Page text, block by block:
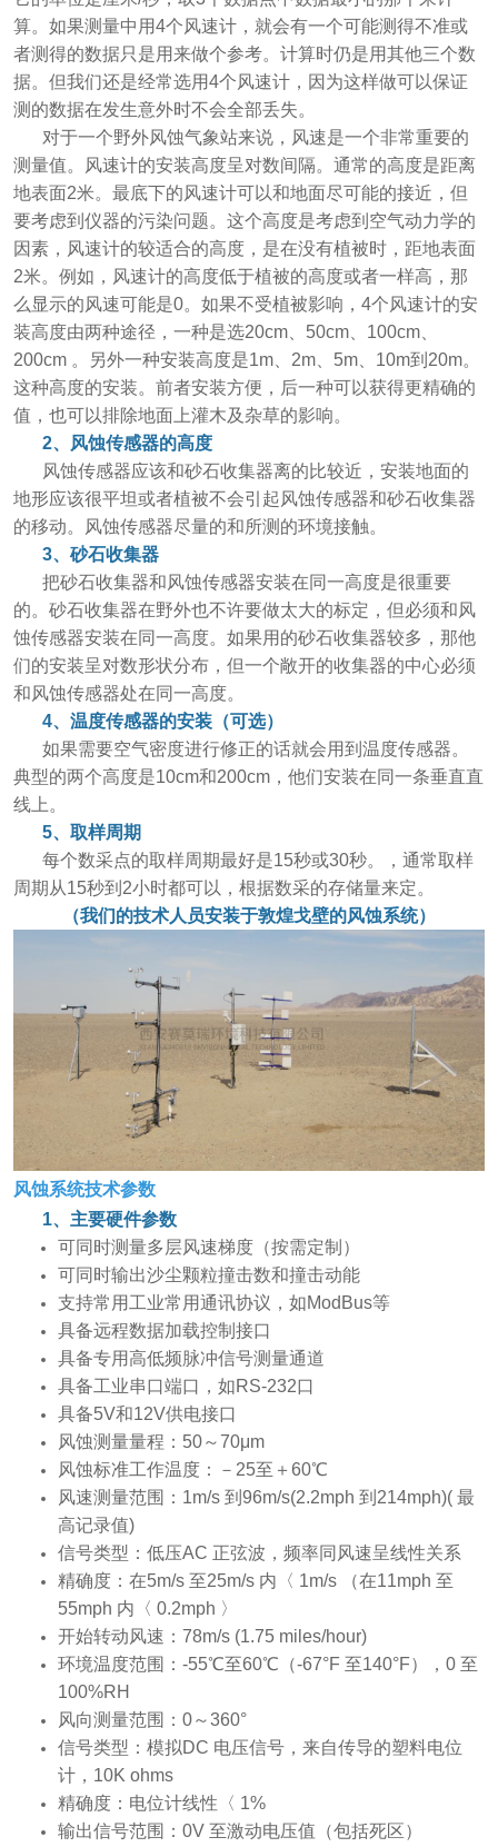
算。如果测量中用4个风速计，就会有一个可能测得不准或
者测得的数据只是用来做个参考。计算时仍是用其他三个数
据。但我们还是经常选用4个风速计，因为这样做可以保证
测的数据在发生意外时不会全部丢失。
对于一个野外风蚀气象站来说，风速是一个非常重要的
测量值。风速计的安装高度呈对数间隔。通常的高度是距离
地表面2米。最底下的风速计可以和地面尽可能的接近，但
要考虑到仪器的污染问题。这个高度是考虑到空气动力学的
因素，风速计的较适合的高度，是在没有植被时，距地表面
2米。例如，风速计的高度低于植被的高度或者一样高，那
么显示的风速可能是0。如果不受植被影响，4个风速计的安
装高度由两种途径，一种是选20cm、50cm、100cm、
200cm 。另外一种安装高度是1m、2m、5m、10m到20m。
这种高度的安装。前者安装方便，后一种可以获得更精确的
值，也可以排除地面上灌木及杂草的影响。
2、风蚀传感器的高度
风蚀传感器应该和砂石收集器离的比较近，安装地面的
地形应该很平坦或者植被不会引起风蚀传感器和砂石收集器
的移动。风蚀传感器尽量的和所测的环境接触。
3、砂石收集器
把砂石收集器和风蚀传感器安装在同一高度是很重要
的。砂石收集器在野外也不许要做太大的标定，但必须和风
蚀传感器安装在同一高度。如果用的砂石收集器较多，那他
们的安装呈对数形状分布，但一个敞开的收集器的中心必须
和风蚀传感器处在同一高度。
4、温度传感器的安装（可选）
如果需要空气密度进行修正的话就会用到温度传感器。
典型的两个高度是10cm和200cm，他们安装在同一条垂直直
线上。
5、取样周期
每个数采点的取样周期最好是15秒或30秒。，通常取样
周期从15秒到2小时都可以，根据数采的存储量来定。
（我们的技术人员安装于敦煌戈壁的风蚀系统）
风蚀系统技术参数
1、主要硬件参数
可同时测量多层风速梯度（按需定制）
可同时输出沙尘颗粒撞击数和撞击动能
支持常用工业常用通讯协议，如ModBus等
具备远程数据加载控制接口
具备专用高低频脉冲信号测量通道
具备工业串口端口，如RS-232口
具备5V和12V供电接口
风蚀测量量程：50～70μm
风蚀标准工作温度：－25至＋60℃
风速测量范围：1m/s 到96m/s(2.2mph 到214mph)( 最
高记录值)
信号类型：低压AC 正弦波，频率同风速呈线性关系
精确度：在5m/s 至25m/s 内〈 1m/s （在11mph 至
55mph 内〈 0.2mph 〉
开始转动风速：78m/s (1.75 miles/hour)
环境温度范围：-55℃至60℃（-67°F 至140°F），0 至
100%RH
风向测量范围：0～360°
信号类型：模拟DC 电压信号，来自传导的塑料电位
计，10K ohms
精确度：电位计线性〈 1%
输出信号范围：0V 至激动电压值（包括死区）